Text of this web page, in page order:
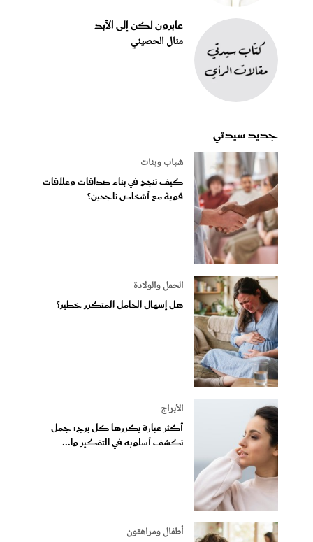
عابرون لكن إلى الأبد
منال الحصيني
جديد سيدتي
شباب وبنات
كيف تنجح في بناء صداقات وعلاقات
قوية مع أشخاص ناجحين؟
الحمل والولادة
هل إسهال الحامل المتكرر خطير؟
الأبراج
أكثر عبارة يكررها كل برج: جمل
تكشف أسلوبه في التفكير وا...
أطفال ومراهقون